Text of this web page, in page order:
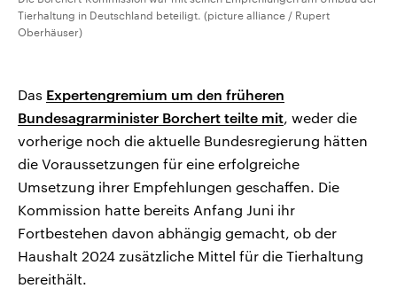
Tierhaltung in Deutschland beteiligt. (picture alliance / Rupert
Oberhäuser)
Das Expertengremium um den früheren
Bundesagrarminister Borchert teilte mit, weder die
vorherige noch die aktuelle Bundesregierung hätten
die Voraussetzungen für eine erfolgreiche
Umsetzung ihrer Empfehlungen geschaffen. Die
Kommission hatte bereits Anfang Juni ihr
Fortbestehen davon abhängig gemacht, ob der
Haushalt 2024 zusätzliche Mittel für die Tierhaltung
bereithält.